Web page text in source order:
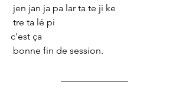
jen jan ja pa lar ta te ji ke
tre ta lé pi
c'est ça
bonne fin de session.